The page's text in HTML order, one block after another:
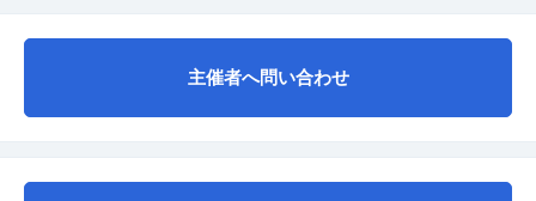
主催者へ問い合わせ